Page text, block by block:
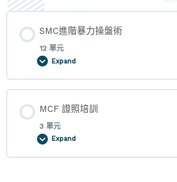
SMC進階暴力操盤術
12 單元
Expand
0% COMPLETE 0/12 Steps
操盤結構細分法
MCF 證照培訓
3 單元
Expand